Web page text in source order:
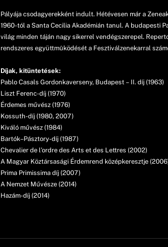
Pályája csodagyerekként indult. Hétévesen már a
1960-tól a Santa Cecilia Akadémián tanul. A budapesti
világ minden táján nagy sikerrel vendégszerepel.
rendszeres együttmûködését a Fesztiválzenekarral
Díjak, kitüntetések:
Pablo Casals Gordonkaverseny, Budapest – II. díj (1963)
Liszt Ferenc-díj (1970)
Érdemes művész (1976)
Kossuth-díj (1980, 2007)
Kiváló művész (1984)
Bartók–Pásztory-díj (1987)
Chevalier de l’ordre des Arts et des Lettres (2002)
A Magyar Köztársasági Érdemrend középkeresztje
Prima Primissima díj (2007)
A Nemzet Művésze (2014)
Hazám-díj (2014)